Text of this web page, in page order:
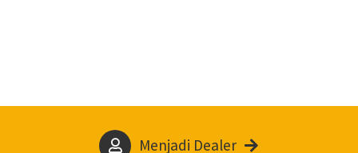
Menjadi Dealer